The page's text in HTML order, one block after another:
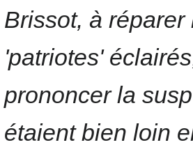
Brissot, à
'patriotes'
prononcer la
étaient bien loin